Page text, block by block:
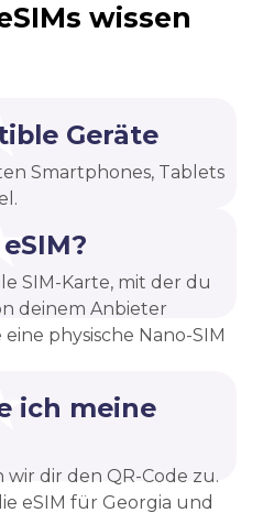
wissen
Geräte
Smartphones, Tablets
SIM-Karte, mit der du
deinem Anbieter
physische Nano-SIM
ich meine
wir dir den QR-Code zu.
eSIM für Georgia und